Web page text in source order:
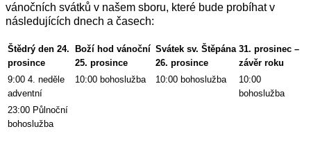
vánočních svátků v našem sboru, které bude probíhat v
následujících dnech a časech:
Štědrý den 24.
prosince
Boží hod vánoční
25. prosince
Svátek sv. Štěpána
26. prosince
31. prosinec –
závěr roku
9:00 4. neděle
adventní
10:00 bohoslužba 10:00 bohoslužba
10:00
bohoslužba
23:00 Půlnoční
bohoslužba